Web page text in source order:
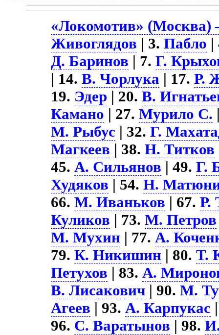
«Локомотив» (Москва)
Живоглядов | 3.Пабло |
Д. Баринов | 7.Г.
| 14.В. Чорлука | 17.Р.
19. Эдер | 20.В.
Камано | 27.Мурило С.
М. Рыбус | 32.Г.
Магкеев | 38.Н. Титков
45.А. Сильянов | 49.Г.
Худяков | 54.Н.
66.М. Иваньков | 67.Р.
Куликов | 73.М. Петров
М. Мухин | 77.А.
79.К. Никишин | 80.Т.
Петухов | 83.А.
В. Лисакович | 90.М.
Агеев | 93.А. Карпукас
96. С. Варатынов | 98.